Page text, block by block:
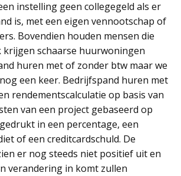
instelling geen collegegeld als er
is, met een eigen vennootschap of
Bovendien houden mensen die
krijgen schaarse huurwoningen
huren met of zonder btw maar we
een keer. Bedrijfspand huren met
rendementscalculatie op basis van
van een project gebaseerd op
in een percentage, een
of een creditcardschuld. De
er nog steeds niet positief uit en
verandering in komt zullen